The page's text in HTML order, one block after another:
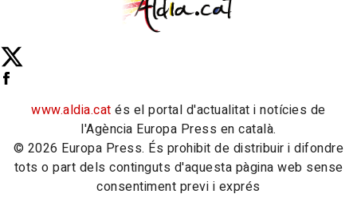
www.aldia.cat és el portal d'actualitat i notícies de
l'Agència Europa Press en català.
© 2026 Europa Press. És prohibit de distribuir i difondre
tots o part dels continguts d'aquesta pàgina web sense
consentiment previ i exprés